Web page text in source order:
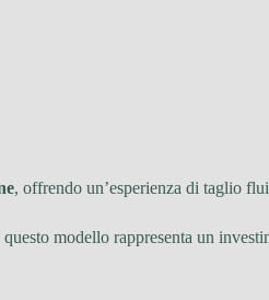
, offrendo un’esperienza di taglio
modello rappresenta un